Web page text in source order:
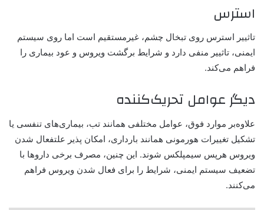
استرس
تاثییر استرس روی تبخال چشم، غیرمستقیم است اما روی سیستم
ایمنی، تاثییر منفی دارد و شرایط برگشت ویروس و عود بیماری را
فراهم می‌کند.
دیگر عوامل تحریک‌کننده
علاوه‌بر موارد فوق، عوامل مختلفی همانند تب، بیماری‌های تنفسی یا
تشکیل تغییرات هورمونی همانند بارداری، امکان پذیر علتفعال شدن
ویروس هرپس سیمپلکس شوند. این چنین، مصرف برخی داروها با
تضعیف سیستم ایمنی، شرایط را برای فعال شدن ویروس فراهم
می‌کنند.